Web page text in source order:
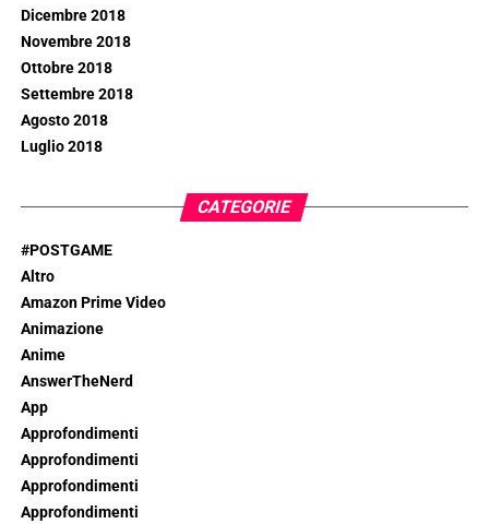
Dicembre 2018
Novembre 2018
Ottobre 2018
Settembre 2018
Agosto 2018
Luglio 2018
CATEGORIE
#POSTGAME
Altro
Amazon Prime Video
Animazione
Anime
AnswerTheNerd
App
Approfondimenti
Approfondimenti
Approfondimenti
Approfondimenti